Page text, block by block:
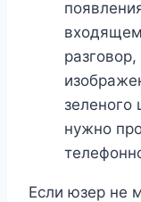
зеленого
нужно
Если юзер не